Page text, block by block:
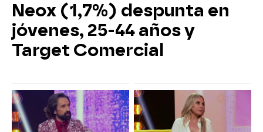
Neox (1,7%) despunta en
jóvenes, 25-44 años y
Target Comercial